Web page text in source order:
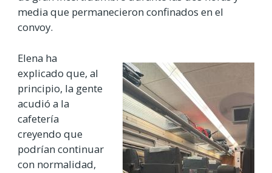
media que permanecieron confinados en el
convoy.
Elena ha
explicado que, al
principio, la gente
acudió a la
cafetería
creyendo que
podrían continuar
con normalidad,